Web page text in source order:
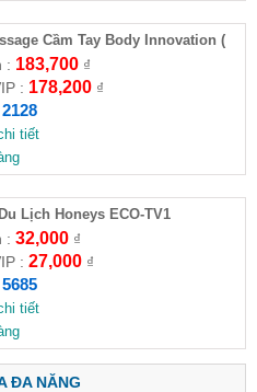
Cầm Tay Body Innovation (
: 183,700₫
: 178,200₫
2128
tiết
Lịch Honeys ECO-TV1
: 32,000₫
: 27,000₫
5685
tiết
ĐA NĂNG